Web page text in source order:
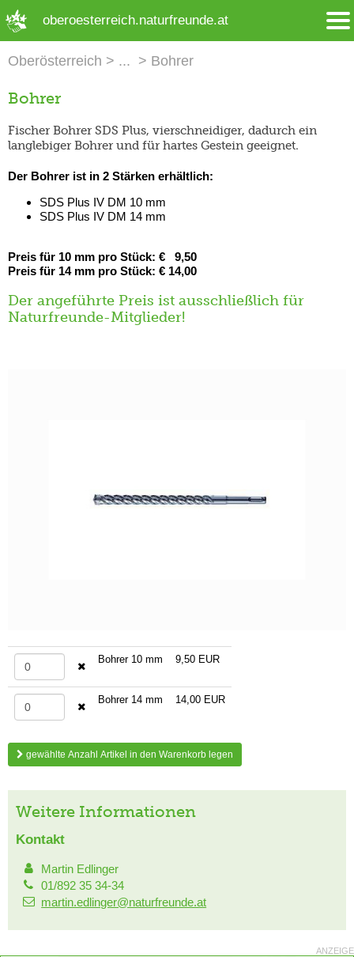
oberoesterreich.naturfreunde.at
Oberösterreich Bohrer
Bohrer
Fischer Bohrer SDS Plus, vierschneidiger, dadurch ein
langlebiger Bohrer und für hartes Gestein geeignet.
Der Bohrer ist in 2 Stärken erhältlich:
SDS Plus IV DM 10 mm
SDS Plus IV DM 14 mm
Preis für 10 mm pro Stück: € 9,50
Preis für 14 mm pro Stück: € 14,00
Der angeführte Preis ist ausschließlich für
Naturfreunde-Mitglieder!
Bohrer 10 mm 9,50 EUR
Bohrer 14 mm 14,00 EUR
gewählte Anzahl Artikel in den Warenkorb legen
Weitere Informationen
Kontakt
Martin Edlinger
01/892 35 34-34
martin.edlinger@naturfreunde.at
ANZEIGE